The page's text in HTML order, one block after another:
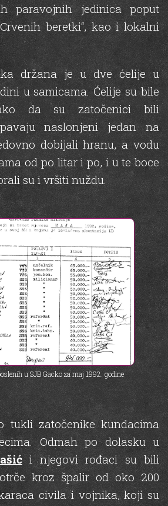
paravojnih jedinica poput
beretki“, kao i lokalni
držana je u dve ćelije u
u samicama. Ćelije su bile
da su zatočenici bili
naslonjeni jedan na
dobijali hranu, a vodu
od po litar i po, i u te boce
su i vršiti nuždu.
u SJB Gacko za maj 1992. godine
tukli zatočenike kundacima
Odmah po dolasku u
i njegovi rođaci su bili
kroz špalir od oko 200
civila i vojnika, koji su